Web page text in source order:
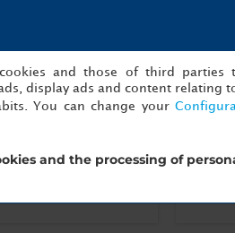
and those of third parties
display ads and content relating
You can change your
and the processing of